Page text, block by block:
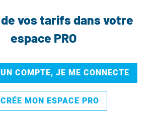
vos tarifs dans votre
espace PRO
COMPTE, JE ME CONNECTE
MON ESPACE PRO